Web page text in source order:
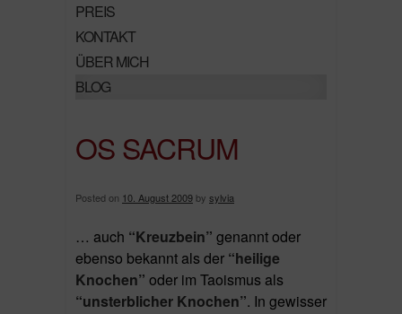
PREIS
KONTAKT
ÜBER MICH
BLOG
OS SACRUM
Posted on 10. August 2009 by sylvia
… auch “Kreuzbein” genannt oder
ebenso bekannt als der “heilige
Knochen” oder im Taoismus als
“unsterblicher Knochen”. In gewisser